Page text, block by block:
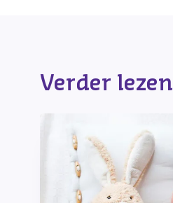
Verder lezen